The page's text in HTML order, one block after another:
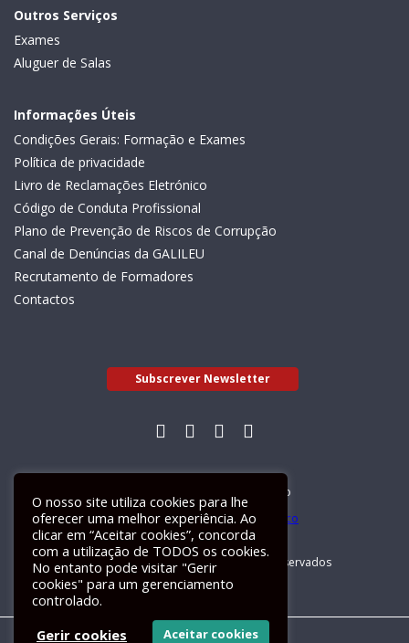
Outros Serviços
Exames
Aluguer de Salas
Informações Úteis
Condições Gerais: Formação e Exames
Política de privacidade
Livro de Reclamações Eletrónico
Código de Conduta Profissional
Plano de Prevenção de Riscos de Corrupção
Canal de Denúncias da GALILEU
Recrutamento de Formadores
Contactos
Subscrever Newsletter
Livro de Reclamações Electrónico
GALILEU 2026 © Todos os direitos reservados
O nosso site utiliza cookies para lhe
oferecer uma melhor experiência. Ao
clicar em “Aceitar cookies”, concorda
com a utilização de TODOS os cookies.
No entanto pode visitar "Gerir
cookies" para um gerenciamento
controlado.
Gerir cookies
Aceitar cookies